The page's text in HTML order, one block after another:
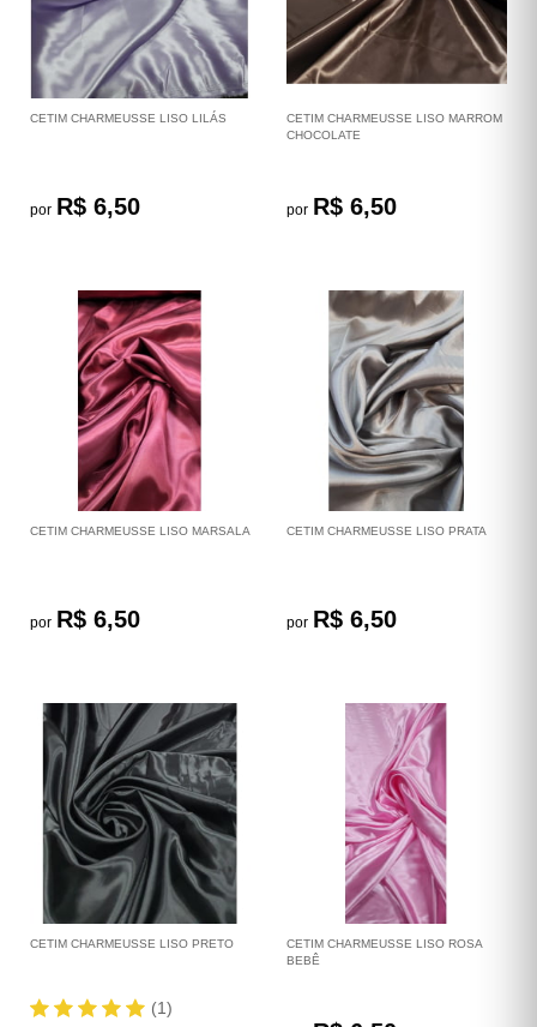
CETIM CHARMEUSSE LISO LILÁS
por R$ 6,50
CETIM CHARMEUSSE LISO MARROM
CHOCOLATE
por R$ 6,50
CETIM CHARMEUSSE LISO MARSALA
por R$ 6,50
CETIM CHARMEUSSE LISO PRATA
por R$ 6,50
CETIM CHARMEUSSE LISO PRETO
(1)
CETIM CHARMEUSSE LISO ROSA
BEBÊ